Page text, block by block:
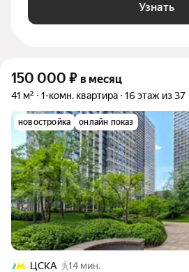
Узнать
150 000 ₽ в месяц
41 м² 1-комн. квартира 16 этаж из 37
новостройка онлайн показ
ЦСКА
14 мин.